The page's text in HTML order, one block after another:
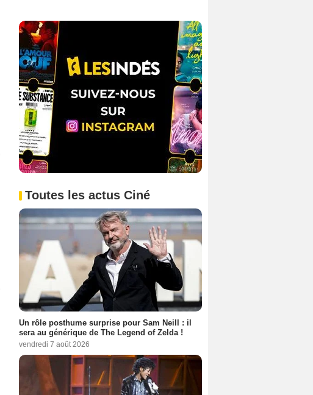
Toutes les actus Ciné
Un rôle posthume surprise pour Sam Neill : il
sera au générique de The Legend of Zelda !
vendredi 7 août 2026